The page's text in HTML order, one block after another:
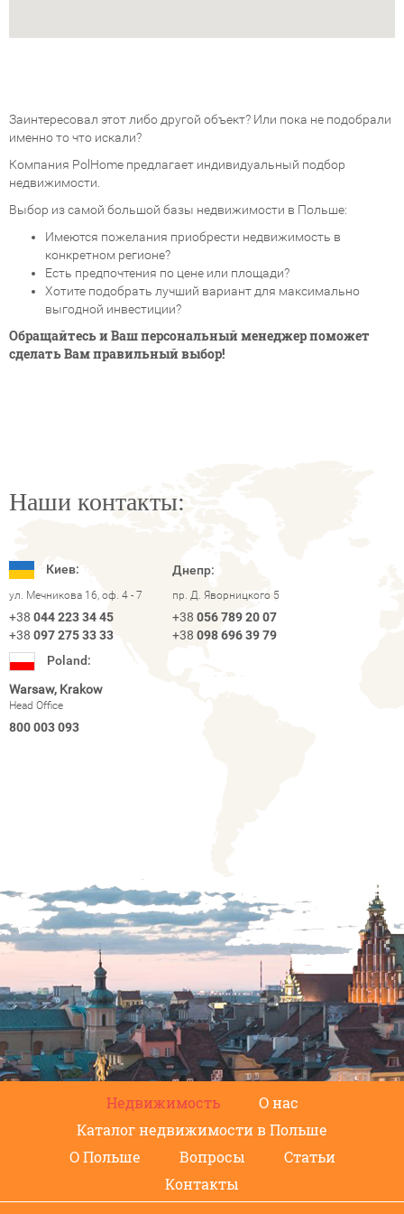
Заинтересовал этот либо другой объект? Или пока не подобрали
именно то что искали?
Компания PolHome предлагает индивидуальный подбор
недвижимости.
Выбор из самой большой базы недвижимости в Польше:
Имеются пожелания приобрести недвижимость в
конкретном регионе?
Есть предпочтения по цене или площади?
Хотите подобрать лучший вариант для максимально
выгодной инвестиции?
Обращайтесь и Ваш персональный менеджер поможет
сделать Вам правильный выбор!
Наши контакты:
Киев:
ул. Мечникова 16, оф. 4 - 7
+38 044 223 34 45
+38 097 275 33 33
Днепр:
пр. Д. Яворницкого 5
+38 056 789 20 07
+38 098 696 39 79
Poland:
Warsaw, Krakow
Head Office
800 003 093
Недвижимость
О нас
Каталог недвижимости в Польше
О Польше
Вопросы
Статьи
Контакты